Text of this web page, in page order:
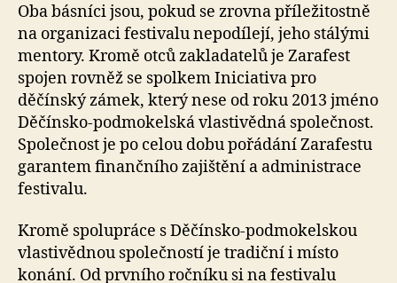
Oba básníci jsou, pokud se zrovna příležitostně
na organizaci festivalu nepodílejí, jeho stálými
mentory. Kromě otců zakladatelů je Zarafest
spojen rovněž se spolkem Iniciativa pro
děčínský zámek, který nese od roku 2013 jméno
Děčínsko-podmokelská vlastivědná společnost.
Společnost je po celou dobu pořádání Zarafestu
garantem finančního zajištění a administrace
festivalu.
Kromě spolupráce s Děčínsko-podmokelskou
vlastivědnou společností je tradiční i místo
konání. Od prvního ročníku si na festivalu